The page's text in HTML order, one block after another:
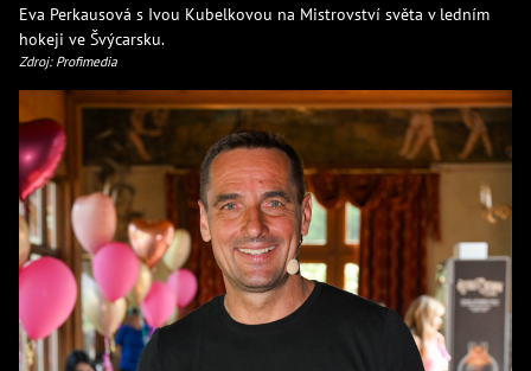
Eva Perkausová s Ivou Kubelkovou na Mistrovství světa v ledním
hokeji ve Švýcarsku.
Zdroj: Profimedia